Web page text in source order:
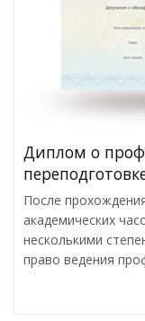
Диплом о
После
академических
несколькими
право ведения